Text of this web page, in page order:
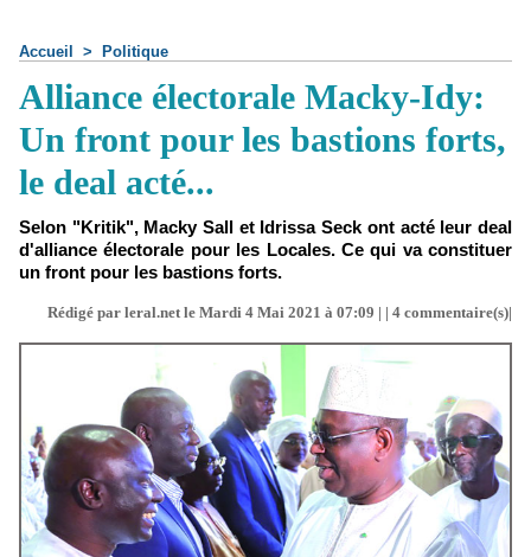
Accueil > Politique
Alliance électorale Macky-Idy:
Un front pour les bastions forts,
le deal acté...
Selon "Kritik", Macky Sall et Idrissa Seck ont acté leur deal
d'alliance électorale pour les Locales. Ce qui va constituer
un front pour les bastions forts.
Rédigé par leral.net le Mardi 4 Mai 2021 à 07:09 | | 4 commentaire(s)|